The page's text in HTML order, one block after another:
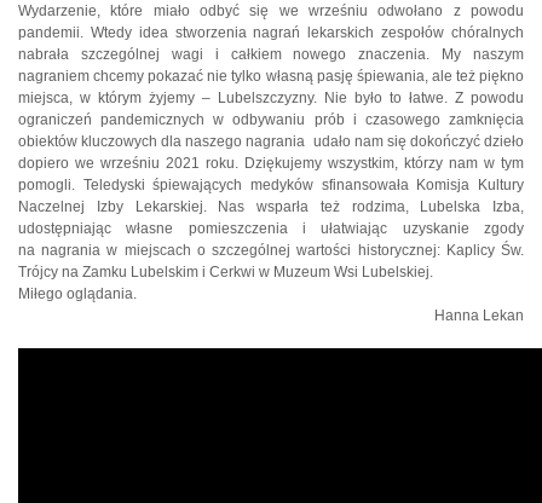
Wydarzenie, które miało odbyć się we wrześniu odwołano z powodu
pandemii. Wtedy idea stworzenia nagrań lekarskich zespołów chóralnych
nabrała szczególnej wagi i całkiem nowego znaczenia. My naszym
nagraniem chcemy pokazać nie tylko własną pasję śpiewania, ale też piękno
miejsca, w którym żyjemy – Lubelszczyzny. Nie było to łatwe. Z powodu
ograniczeń pandemicznych w odbywaniu prób i czasowego zamknięcia
obiektów kluczowych dla naszego nagrania udało nam się dokończyć dzieło
dopiero we wrześniu 2021 roku. Dziękujemy wszystkim, którzy nam w tym
pomogli. Teledyski śpiewających medyków sfinansowała Komisja Kultury
Naczelnej Izby Lekarskiej. Nas wsparła też rodzima, Lubelska Izba,
udostępniając własne pomieszczenia i ułatwiając uzyskanie zgody
na nagrania w miejscach o szczególnej wartości historycznej: Kaplicy Św.
Trójcy na Zamku Lubelskim i Cerkwi w Muzeum Wsi Lubelskiej.
Miłego oglądania.
Hanna Lekan